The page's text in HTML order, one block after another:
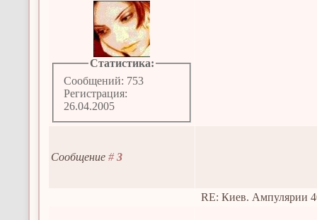
Статистика:
Сообщений: 753
Регистрация:
26.04.2005
Сообщение#3
RE: Киев. Ампулярии